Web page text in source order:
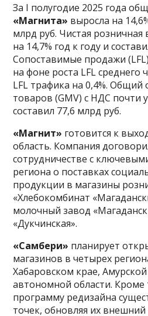
За I полугодие 2025 года
«Магнита» выросла на
млрд руб. Чистая розничная
на 14,7% год к году и
Сопоставимые продажи
на фоне роста LFL среднего
LFL трафика на 0,4%. Общий
товаров (GMV) с НДС почти
составил 77,6 млрд руб.
«Магнит» готовится к
область. Компания
сотрудничестве с
региона о поставках
продукции в магазины
«Хлебокомбинат
молочный завод
«Дукчинская».
«Самбери» планирует
магазинов в четырех
Хабаровском крае,
автономной области. Кроме
программу редизайна
точек, обновляя их